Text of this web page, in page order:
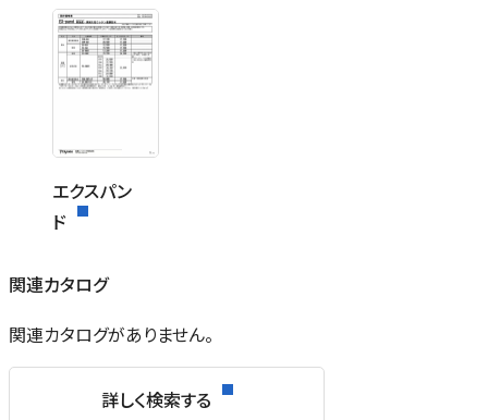
エクスパン
ド
関連カタログ
関連カタログがありません。
詳しく検索する